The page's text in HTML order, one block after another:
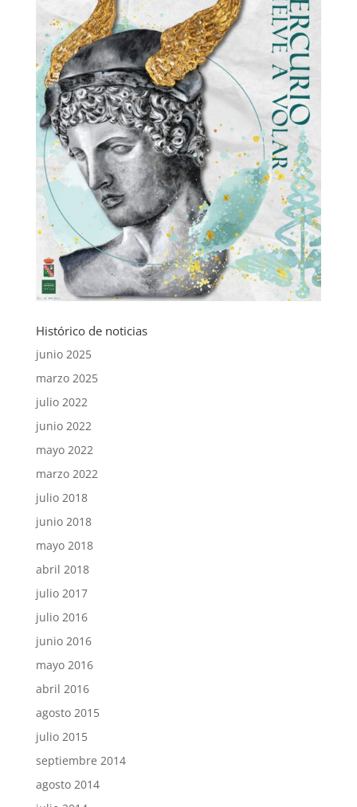
Histórico de noticias
junio 2025
marzo 2025
julio 2022
junio 2022
mayo 2022
marzo 2022
julio 2018
junio 2018
mayo 2018
abril 2018
julio 2017
julio 2016
junio 2016
mayo 2016
abril 2016
agosto 2015
julio 2015
septiembre 2014
agosto 2014